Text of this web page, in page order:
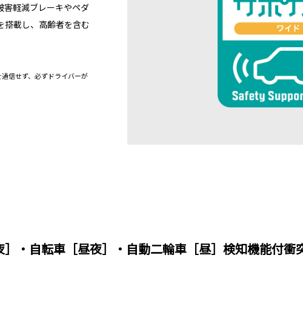
害軽減ブレーキやペダ
搭載し、高齢者を含む
信せず、必ずドライバーが
・自転車［昼夜］・自動二輪車［昼］検知機能付